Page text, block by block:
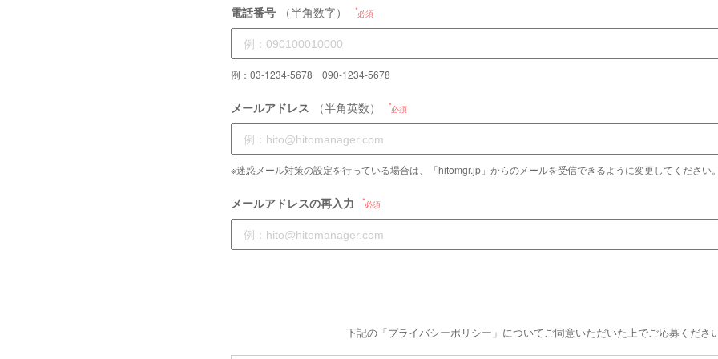
電話番号 （半角数字） 必須
例：03-1234-5678 090-1234-5678
メールアドレス （半角英数） 必須
※迷惑メール対策の設定を行っている場合は、「hitomgr.jp」からのメールを受信できるように変更してください
メールアドレスの再入力 必須
下記の「プライバシーポリシー」についてご同意いただいた上でご応募くださ